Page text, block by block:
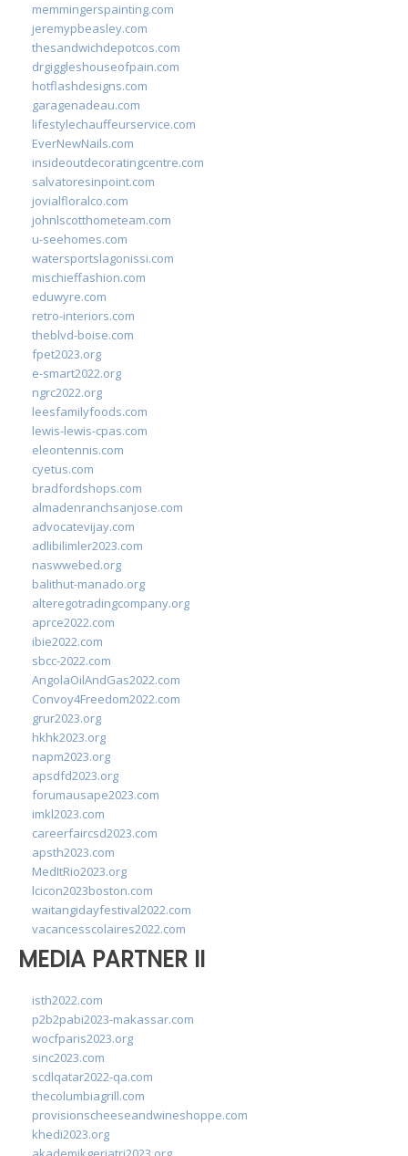
memmingerspainting.com
jeremypbeasley.com
thesandwichdepotcos.com
drgiggleshouseofpain.com
hotflashdesigns.com
garagenadeau.com
lifestylechauffeurservice.com
EverNewNails.com
insideoutdecoratingcentre.com
salvatoresinpoint.com
jovialfloralco.com
johnlscotthometeam.com
u-seehomes.com
watersportslagonissi.com
mischieffashion.com
eduwyre.com
retro-interiors.com
theblvd-boise.com
fpet2023.org
e-smart2022.org
ngrc2022.org
leesfamilyfoods.com
lewis-lewis-cpas.com
eleontennis.com
cyetus.com
bradfordshops.com
almadenranchsanjose.com
advocatevijay.com
adlibilimler2023.com
naswwebed.org
balithut-manado.org
alteregotradingcompany.org
aprce2022.com
ibie2022.com
sbcc-2022.com
AngolaOilAndGas2022.com
Convoy4Freedom2022.com
grur2023.org
hkhk2023.org
napm2023.org
apsdfd2023.org
forumausape2023.com
imkl2023.com
careerfaircsd2023.com
apsth2023.com
MedItRio2023.org
lcicon2023boston.com
waitangidayfestival2022.com
vacancesscolaires2022.com
MEDIA PARTNER II
isth2022.com
p2b2pabi2023-makassar.com
wocfparis2023.org
sinc2023.com
scdlqatar2022-qa.com
thecolumbiagrill.com
provisionscheeseandwineshoppe.com
khedi2023.org